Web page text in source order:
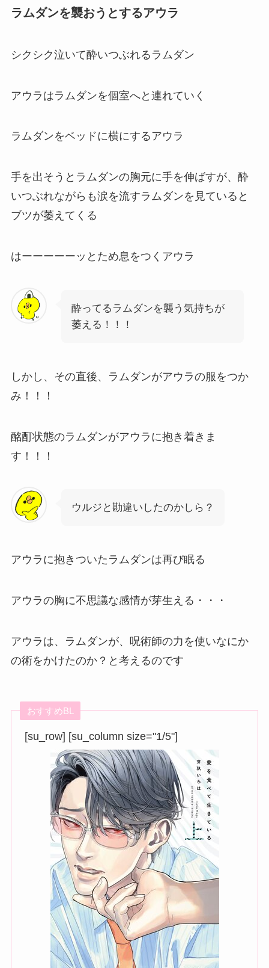
ラムダンを襲おうとするアウラ
シクシク泣いて酔いつぶれるラムダン
アウラはラムダンを個室へと連れていく
ラムダンをベッドに横にするアウラ
手を出そうとラムダンの胸元に手を伸ばすが、酔
いつぶれながらも涙を流すラムダンを見ていると
ブツが萎えてくる
はーーーーーッとため息をつくアウラ
酔ってるラムダンを襲う気持ちが
萎える！！！
しかし、その直後、ラムダンがアウラの服をつか
み！！！
酩酊状態のラムダンがアウラに抱き着きま
す！！！
ウルジと勘違いしたのかしら？
アウラに抱きついたラムダンは再び眠る
アウラの胸に不思議な感情が芽生える・・・
アウラは、ラムダンが、呪術師の力を使いなにか
の術をかけたのか？と考えるのです
おすすめBL
[su_row] [su_column size="1/5"]